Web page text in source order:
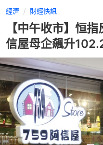
經濟 財經快訊
【中午收市】恒
信屋母企飆升